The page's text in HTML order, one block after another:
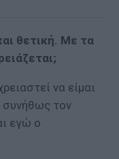
θετική. Με τα
να είμαι
συνήθως τον
εγώ ο